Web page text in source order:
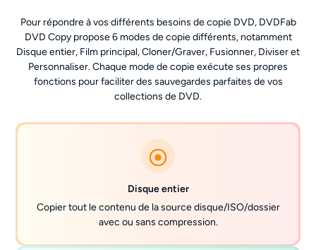
Pour répondre à vos différents besoins de copie DVD, DVDFab
DVD Copy propose 6 modes de copie différents, notamment
Disque entier, Film principal, Cloner/Graver, Fusionner, Diviser et
Personnaliser. Chaque mode de copie exécute ses propres
fonctions pour faciliter des sauvegardes parfaites de vos
collections de DVD.
Disque entier
Copier tout le contenu de la source disque/ISO/dossier
avec ou sans compression.